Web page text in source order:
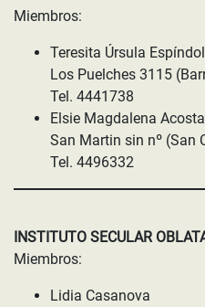
Miembros:
Teresita Úrsula
Los Puelches 3115
Tel. 4441738
Elsie Magdalena Acosta
San Martin sin nº (San
Tel. 4496332
INSTITUTO SECULAR
Miembros:
Lidia Casanova